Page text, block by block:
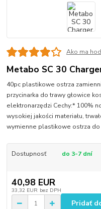
Ako ma
Metabo SC 30
40pc plastikowe ostrza
przycinarka do trawy głowice
elektronarzędzi Cechy:* 100%
wysokiej jakości materiału,
wymienne plastikowe ostrza do
Dostupnosť do 3-7 dní
40,98 EUR
33,32 EUR bez DPH
Pridať